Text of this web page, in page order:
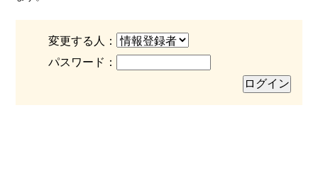
変更する人：
パスワード：